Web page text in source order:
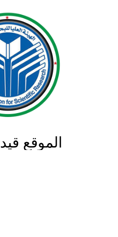
الموقع